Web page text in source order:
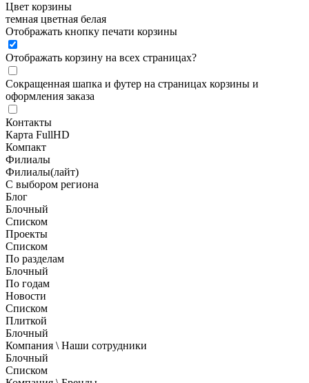
Цвет корзины
темная цветная белая
Отображать кнопку печати корзины
Отображать корзину на всех страницах?
Сокращенная шапка и футер на страницах корзины и
оформления заказа
Контакты
Карта FullHD
Компакт
Филиалы
Филиалы(лайт)
С выбором региона
Блог
Блочный
Списком
Проекты
Списком
По разделам
Блочный
По годам
Новости
Списком
Плиткой
Блочный
Компания \ Наши сотрудники
Блочный
Списком